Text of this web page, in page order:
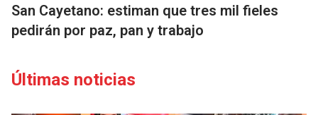
San Cayetano: estiman que tres mil fieles
pedirán por paz, pan y trabajo
Últimas noticias